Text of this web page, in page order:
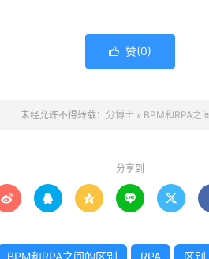
 赞(0)
未经允许不得转载： 分博士 » BPM和RPA之
分享到
    
BPM和RPA之间的区别 RPA 区别